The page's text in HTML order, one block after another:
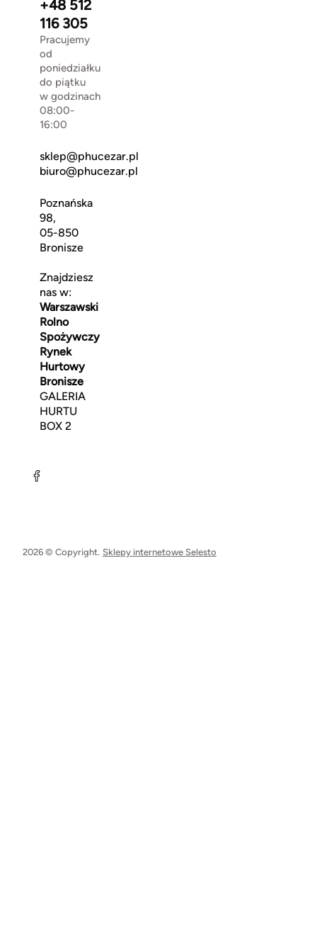
+48 512
116 305
Pracujemy
od
poniedziałku
do piątku
w godzinach
08:00-
16:00
sklep@phucezar.pl
biuro@phucezar.pl
Poznańska
98,
05-850
Bronisze
Znajdziesz
nas w:
Warszawski
Rolno
Spożywczy
Rynek
Hurtowy
Bronisze
GALERIA
HURTU
BOX 2
2026 © Copyright. Sklepy internetowe Selesto